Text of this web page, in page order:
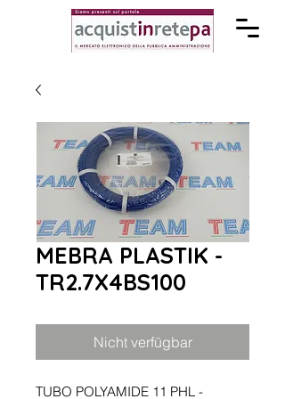
MEBRA PLASTIK -
TR2.7X4BS100
Nicht verfügbar
TUBO POLYAMIDE 11 PHL -